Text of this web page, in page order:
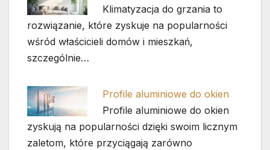
Klimatyzacja do grzania to
rozwiązanie, które zyskuje na popularności
wśród właścicieli domów i mieszkań,
szczególnie…
Profile aluminiowe do okien
Profile aluminiowe do okien
zyskują na popularności dzięki swoim licznym
zaletom, które przyciągają zarówno